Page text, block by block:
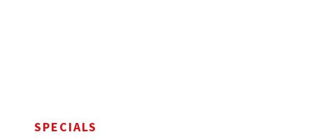
SPECIALS